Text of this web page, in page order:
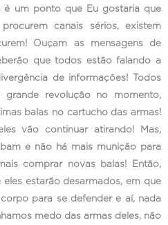
é um ponto que Eu gostaria que
canais sérios, existem
Ouçam as mensagens de
que todos estão falando a
de informações! Todos
revolução no momento,
balas no cartucho das armas!
vão continuar atirando! Mas,
e não há mais munição para
comprar novas balas! Então,
estarão desarmados, em que
para se defender e aí, nada
medo das armas deles, não